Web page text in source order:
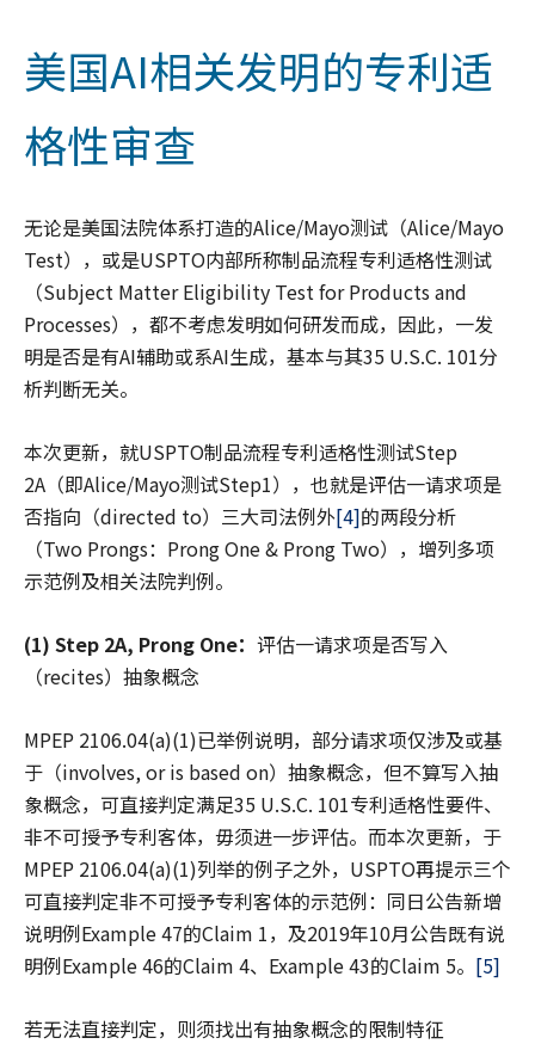
美国AI相关发明的专利适
格性审查
无论是美国法院体系打造的Alice/Mayo测试（Alice/Mayo
Test），或是USPTO内部所称制品流程专利适格性测试
（Subject Matter Eligibility Test for Products and
Processes），都不考虑发明如何研发而成，因此，一发
明是否是有AI辅助或系AI生成，基本与其35 U.S.C. 101分
析判断无关。
本次更新，就USPTO制品流程专利适格性测试Step
2A（即Alice/Mayo测试Step1），也就是评估一请求项是
否指向（directed to）三大司法例外[4]的两段分析
（Two Prongs：Prong One & Prong Two），增列多项
示范例及相关法院判例。
(1) Step 2A, Prong One： 评估一请求项是否写入
（recites）抽象概念
MPEP 2106.04(a)(1)已举例说明，部分请求项仅涉及或基
于（involves, or is based on）抽象概念，但不算写入抽
象概念，可直接判定满足35 U.S.C. 101专利适格性要件、
非不可授予专利客体，毋须进一步评估。而本次更新，于
MPEP 2106.04(a)(1)列举的例子之外，USPTO再提示三个
可直接判定非不可授予专利客体的示范例：同日公告新增
说明例Example 47的Claim 1，及2019年10月公告既有说
明例Example 46的Claim 4、Example 43的Claim 5。 [5]
若无法直接判定，则须找出有抽象概念的限制特征